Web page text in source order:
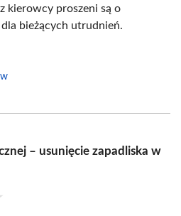
kierowcy proszeni są o
bieżących utrudnień.
– usunięcie zapadliska w